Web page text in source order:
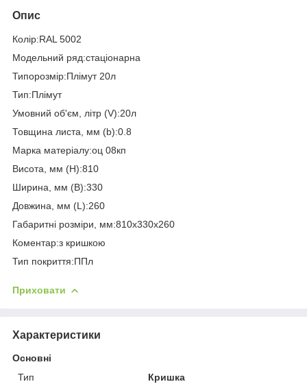
Опис
Колір:RAL 5002
Модельний ряд:стаціонарна
Типорозмір:Плімут 20л
Тип:Плімут
Умовний об'єм, літр (V):20л
Товщина листа, мм (b):0.8
Марка матеріалу:оц 08кп
Висота, мм (H):810
Ширина, мм (B):330
Довжина, мм (L):260
Габаритні розміри, мм:810x330x260
Коментар:з кришкою
Тип покриття:ППл
Приховати
Характеристики
Основні
Тип
Кришка